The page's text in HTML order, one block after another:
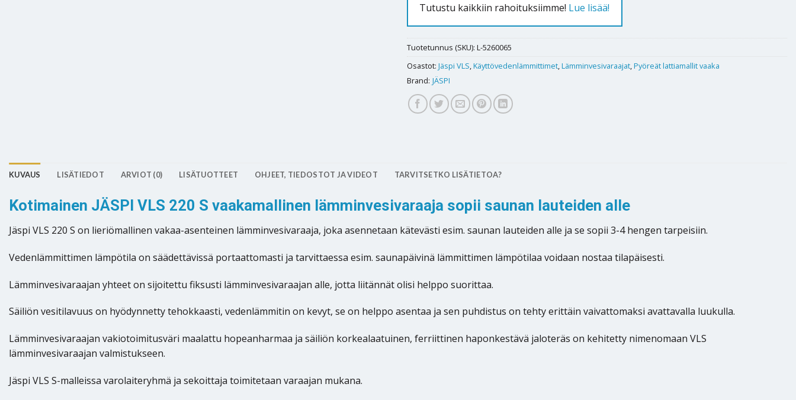
Tutustu kaikkiin rahoituksiimme! Lue lisää!
Tuotetunnus (SKU): L-5260065
Osastot: Jäspi VLS,Käyttövedenlämmittimet,Lämminvesivaraajat,Pyöreät lattiamallit vaaka
Brand: JÄSPI
KUVAUS LISÄTIEDOT ARVIOT (0) LISÄTUOTTEET OHJEET, TIEDOSTOT JA VIDEOT TARVITSETKO LISÄTIETOA?
Kotimainen JÄSPI VLS 220 S vaakamallinen lämminvesivaraaja sopii saunan lauteiden alle
Jäspi VLS 220 S on lieriömallinen vakaa-asenteinen lämminvesivaraaja, joka asennetaan kätevästi esim. saunan lauteiden alle ja se sopii 3-4 hengen tarpeisiin.
Vedenlämmittimen lämpötila on säädettävissä portaattomasti ja tarvittaessa esim. saunapäivinä lämmittimen lämpötilaa voidaan nostaa tilapäisesti.
Lämminvesivaraajan yhteet on sijoitettu fiksusti lämminvesivaraajan alle, jotta liitännät olisi helppo suorittaa.
Säiliön vesitilavuus on hyödynnetty tehokkaasti, vedenlämmitin on kevyt, se on helppo asentaa ja sen puhdistus on tehty erittäin vaivattomaksi avattavalla luukulla.
Lämminvesivaraajan vakiotoimitusväri maalattu hopeanharmaa ja säiliön korkealaatuinen, ferriittinen haponkestävä jaloteräs on kehitetty nimenomaan VLS
lämminvesivaraajan valmistukseen.
Jäspi VLS S-malleissa varolaiteryhmä ja sekoittaja toimitetaan varaajan mukana.